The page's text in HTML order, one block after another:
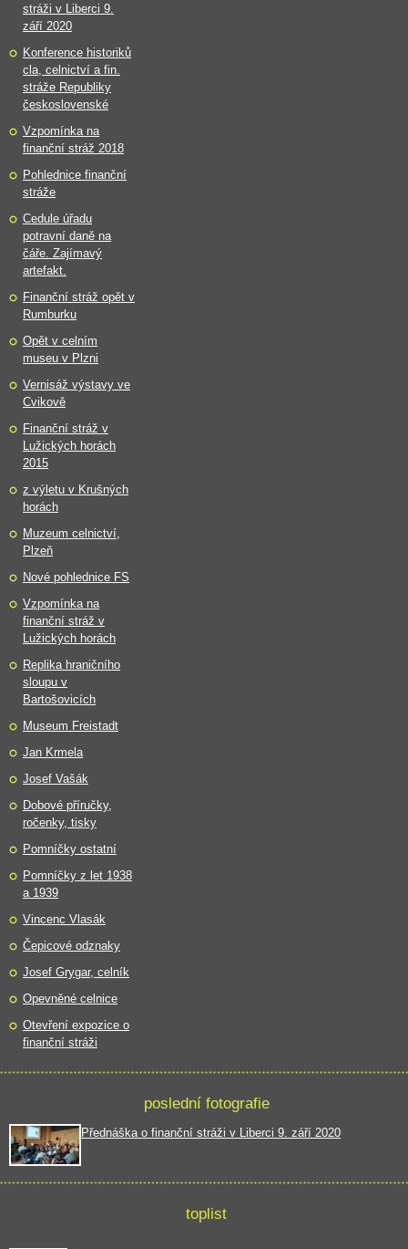
stráži v Liberci 9.
září 2020
Konference historiků
cla, celnictví a fin.
stráže Republiky
československé
Vzpomínka na
finanční stráž 2018
Pohlednice finanční
stráže
Cedule úřadu
potravní daně na
čáře. Zajímavý
artefakt.
Finanční stráž opět v
Rumburku
Opět v celním
museu v Plzni
Vernisáž výstavy ve
Cvikově
Finanční stráž v
Lužických horách
2015
z výletu v Krušných
horách
Muzeum celnictví,
Plzeň
Nové pohlednice FS
Vzpomínka na
finanční stráž v
Lužických horách
Replika hraničního
sloupu v
Bartošovicích
Museum Freistadt
Jan Krmela
Josef Vašák
Dobové příručky,
ročenky, tisky
Pomníčky ostatní
Pomníčky z let 1938
a 1939
Vincenc Vlasák
Čepicové odznaky
Josef Grygar, celník
Opevněné celnice
Otevření expozice o
finanční stráži
poslední fotografie
Přednáška o finanční stráži v Liberci 9. září 2020
toplist